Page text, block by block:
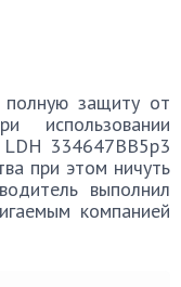
защиту от
использовании
LDH 334647BB5p3
при этом ничуть
выполнил
компанией